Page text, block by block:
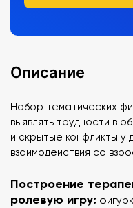
Описание
Набор тематических
выявлять трудности в
и скрытые конфликты у
взаимодействия со
Построение
ролевую игру: